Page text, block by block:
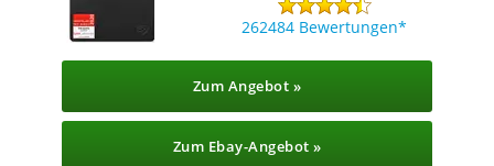
262484 Bewertungen
Zum Angebot »
Zum Ebay-Angebot »